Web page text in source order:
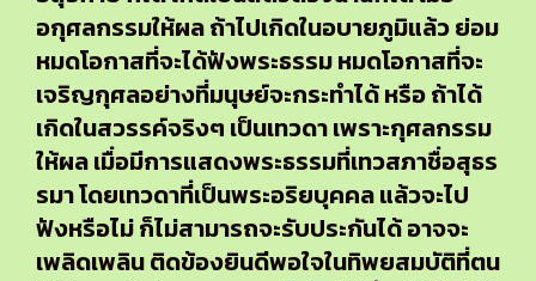
อกุศลกรรมให้ผล ถ้าไปเกิดในอบายภูมิแล้ว ย่อม
หมดโอกาสที่จะได้ฟังพระธรรม หมดโอกาสที่จะ
เจริญกุศลอย่างที่มนุษย์จะกระทำได้ หรือ ถ้าได้
เกิดในสวรรค์จริงๆ เป็นเทวดา เพราะกุศลกรรม
ให้ผล เมื่อมีการแสดงพระธรรมที่เทวสภาชื่อสุธร
รมา โดยเทวดาที่เป็นพระอริยบุคคล แล้วจะไป
ฟังหรือไม่ ก็ไม่สามารถจะรับประกันได้ อาจจะ
เพลิดเพลิน ติดข้องยินดีพอใจในทิพยสมบัติที่ตน